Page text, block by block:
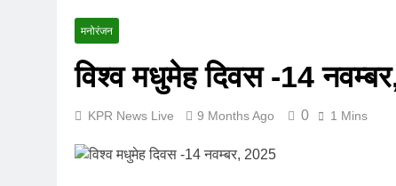
मनोरंजन
विश्व मधुमेह दिवस -14
KPR News Live 9 Months Ago 0 1 Mins